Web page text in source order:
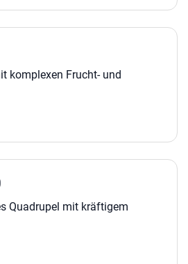
komplexen Frucht- und
Quadrupel mit kräftigem